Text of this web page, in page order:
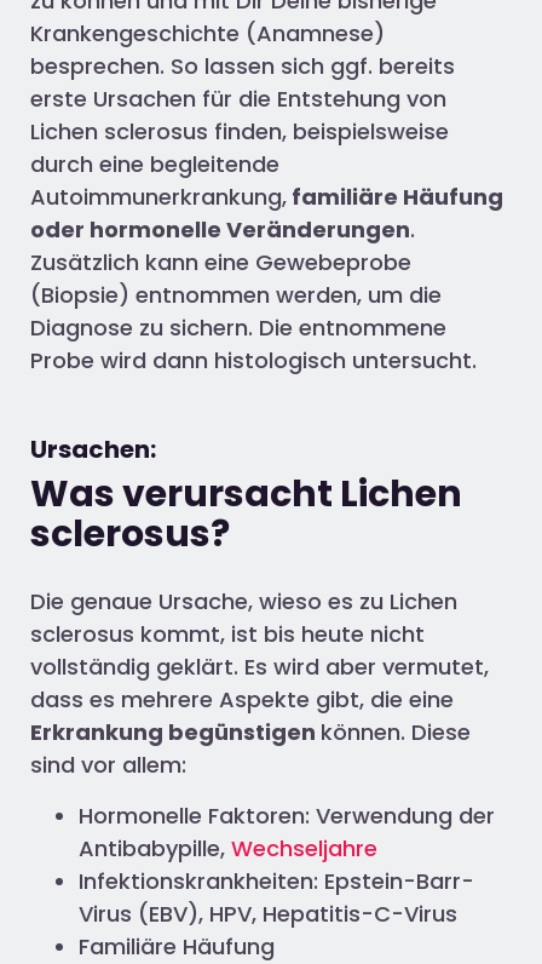
Krankengeschichte (Anamnese)
besprechen. So lassen sich ggf. bereits
erste Ursachen für die Entstehung von
Lichen sclerosus finden, beispielsweise
durch eine begleitende
Autoimmunerkrankung, familiäre Häufung
oder hormonelle Veränderungen.
Zusätzlich kann eine Gewebeprobe
(Biopsie) entnommen werden, um die
Diagnose zu sichern. Die entnommene
Probe wird dann histologisch untersucht.
Ursachen:
Was verursacht Lichen
sclerosus?
Die genaue Ursache, wieso es zu Lichen
sclerosus kommt, ist bis heute nicht
vollständig geklärt. Es wird aber vermutet,
dass es mehrere Aspekte gibt, die eine
Erkrankung begünstigen können. Diese
sind vor allem:
Hormonelle Faktoren: Verwendung der
Antibabypille, Wechseljahre
Infektionskrankheiten: Epstein-Barr-
Virus (EBV), HPV, Hepatitis-C-Virus
Familiäre Häufung